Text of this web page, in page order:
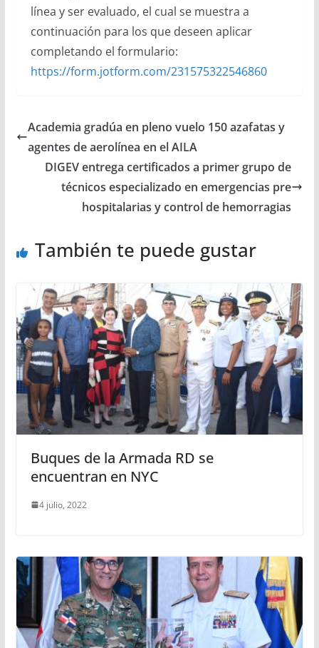
línea y ser evaluado, el cual se muestra a
continuación para los que deseen aplicar
completando el formulario:
https://form.jotform.com/231575322546860
Academia gradúa en pleno vuelo 150 azafatas y
agentes de aerolínea en el AILA
DIGEV entrega certificados a primer grupo de
técnicos especializado en emergencias pre
hospitalarias y control de hemorragias
También te puede gustar
Buques de la Armada RD se
encuentran en NYC
4 julio, 2022